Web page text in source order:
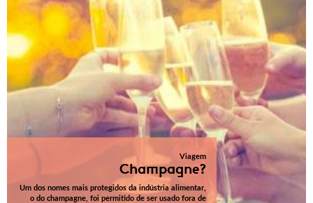
Viagem
Champagne?
Um dos nomes mais protegidos da indústria alimentar,
o do champagne, foi permitido de ser usado fora de